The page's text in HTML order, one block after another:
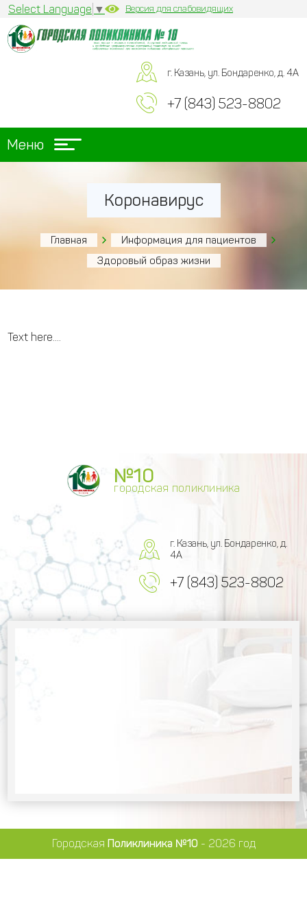
Select Language ▼ Версия для слабовидящих
г. Казань, ул. Бондаренко, д. 4А
+7 (843) 523-8802
Меню
Коронавирус
Главная
Информация для пациентов
Здоровый образ жизни
Text here....
№10
городская поликлиника
г. Казань, ул. Бондаренко, д.
4А
+7 (843) 523-8802
Городская Поликлиника №10 - 2026 год